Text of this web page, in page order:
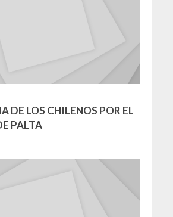
DE LOS CHILENOS POR EL
PALTA